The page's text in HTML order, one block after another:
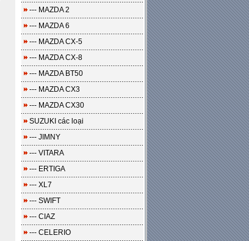
--- MAZDA 2
--- MAZDA 6
--- MAZDA CX-5
--- MAZDA CX-8
--- MAZDA BT50
--- MAZDA CX3
--- MAZDA CX30
SUZUKI các loại
--- JIMNY
--- VITARA
--- ERTIGA
--- XL7
--- SWIFT
--- CIAZ
--- CELERIO